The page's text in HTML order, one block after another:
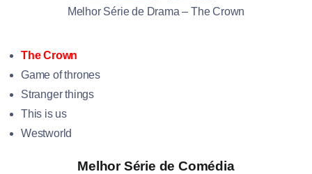
Melhor Série de Drama – The Crown
The Crown
Game of thrones
Stranger things
This is us
Westworld
Melhor Série de Comédia